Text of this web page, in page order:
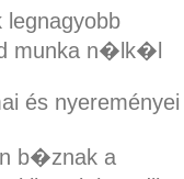
munka n�lk�l
és nyereményei
b�znak a